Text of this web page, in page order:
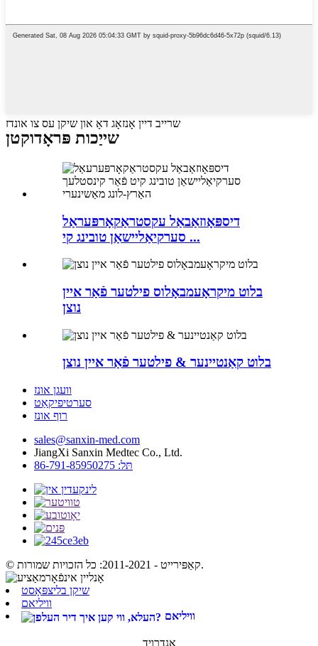
שרייב דיין אָנזאָג דאָ און שיקן עס צו אונדז
שייַכות פּראָדוקטן
דיספּאָוזאַבאַל עקסטראַקאָרפּעראַל
סערקיאַליישאַן טובינג קי ...
בלוט מיקראָעמבאָלוס פילטער פֿאַר איין
נוצן
בלוט קאַנטיינער & פילטער פֿאַר איין נוצן
וועגן אונז
סערטיפיקאַט
רוף אונז
sales@sanxin-med.com
JiangXi Sanxin Medtec Co., Ltd.
תּל: 86-791-85950275
© קאַפּירייט - 2011-2021: כל הזכויות שמורות.
שיקן בליצפּאָסט
וויליאם
וויליאם
אַנדרויד